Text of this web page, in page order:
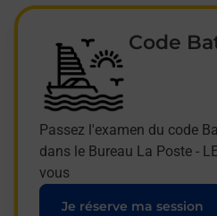
Code
Passez l'examen du code
dans le Bureau La Poste -
vous
Je réserve ma session